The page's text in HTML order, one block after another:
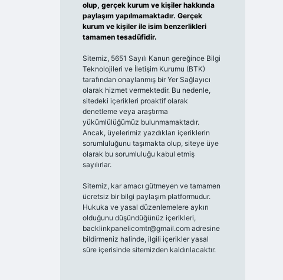
olup, gerçek kurum ve kişiler hakkında
paylaşım yapılmamaktadır. Gerçek
kurum ve kişiler ile isim benzerlikleri
tamamen tesadüfidir.
Sitemiz, 5651 Sayılı Kanun gereğince Bilgi
Teknolojileri ve İletişim Kurumu (BTK)
tarafından onaylanmış bir Yer Sağlayıcı
olarak hizmet vermektedir. Bu nedenle,
sitedeki içerikleri proaktif olarak
denetleme veya araştırma
yükümlülüğümüz bulunmamaktadır.
Ancak, üyelerimiz yazdıkları içeriklerin
sorumluluğunu taşımakta olup, siteye üye
olarak bu sorumluluğu kabul etmiş
sayılırlar.
Sitemiz, kar amacı gütmeyen ve tamamen
ücretsiz bir bilgi paylaşım platformudur.
Hukuka ve yasal düzenlemelere aykırı
olduğunu düşündüğünüz içerikleri,
backlinkpanelicomtr@gmail.comadresine
bildirmeniz halinde, ilgili içerikler yasal
süre içerisinde sitemizden kaldırılacaktır.